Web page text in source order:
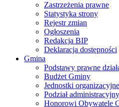
Zastrzeżenia prawne
Statystyka strony
Rejestr zmian
Ogłoszenia
Redakcja BIP
Deklaracja dostępności
Gmina
Podstawy prawne
Budżet Gminy
Jednostki
Podział
Honorowi Obywatele